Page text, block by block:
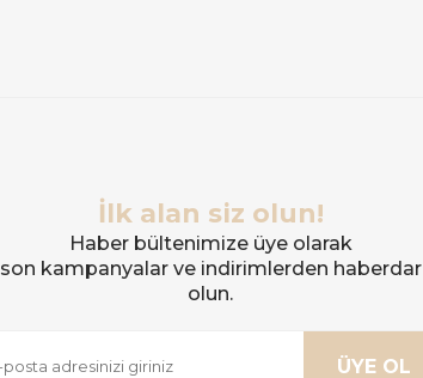
İlk alan siz olun!
Haber bültenimize üye olarak
son kampanyalar ve indirimlerden haberdar
olun.
ÜYE OL